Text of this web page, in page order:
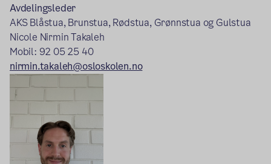
Avdelingsleder
AKS Blåstua, Brunstua, Rødstua, Grønnstua og Gulstua
Nicole Nirmin Takaleh
Mobil: 92 05 25 40
nirmin.takaleh@osloskolen.no